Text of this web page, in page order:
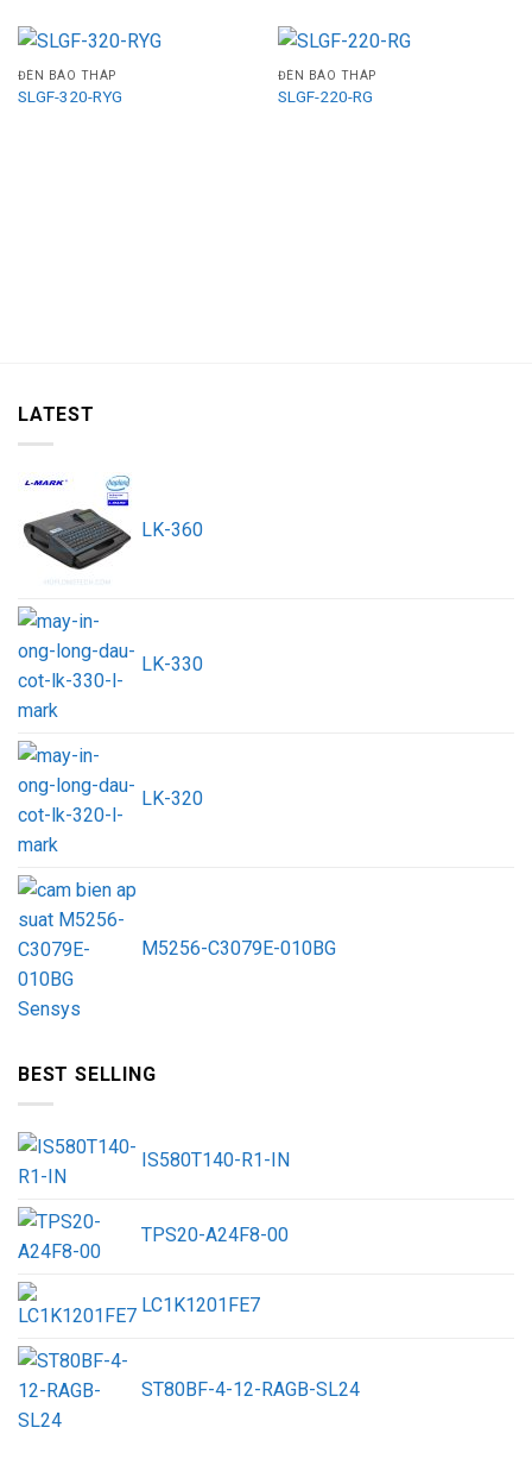
ĐÈN BÁO THÁP
SLGF-320-RYG
ĐÈN BÁO THÁP
SLGF-220-RG
LATEST
LK-360
LK-330
LK-320
M5256-C3079E-010BG
BEST SELLING
IS580T140-R1-IN
TPS20-A24F8-00
LC1K1201FE7
ST80BF-4-12-RAGB-SL24